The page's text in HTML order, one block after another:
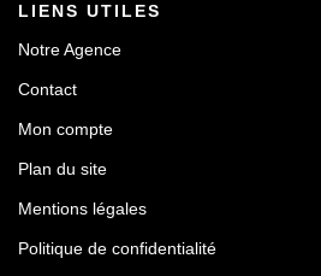
LIENS UTILES
Notre Agence
Contact
Mon compte
Plan du site
Mentions légales
Politique de confidentialité